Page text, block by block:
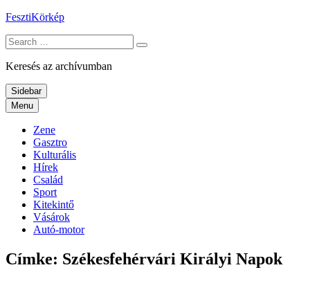
Skip
content
FesztiKörkép
Search
for:
Keresés az archívumban
Sidebar
Menu
Zene
Gasztro
Kulturális
Hírek
Család
Sport
Kitekintő
Vásárok
Autó-motor
Címke: Székesfehérvári Királyi Napok